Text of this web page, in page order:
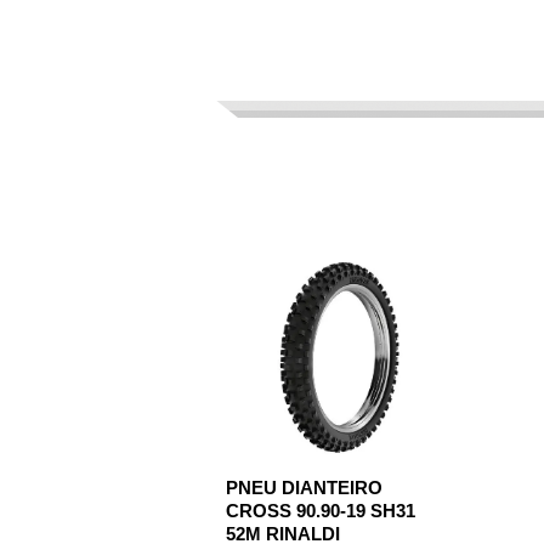
PNEU DIANTEIRO
CROSS 90.90-19 SH31
52M RINALDI